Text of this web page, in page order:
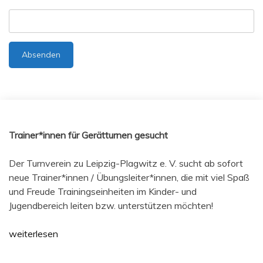
Trainer*innen für Gerätturnen gesucht
Der Turnverein zu Leipzig-Plagwitz e. V. sucht ab sofort
neue Trainer*innen / Übungsleiter*innen, die mit viel Spaß
und Freude Trainingseinheiten im Kinder- und
Jugendbereich leiten bzw. unterstützen möchten!
weiterlesen